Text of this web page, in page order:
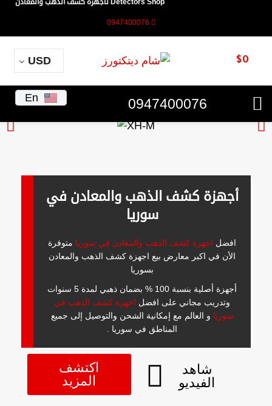
Detectors Shop لأجهزة كشف الذهب والمعادن
0947400076
$0
USD
0947400076
En
أجهزة كشف الذهب والمعادن في
سوريا
افضل اجهزة كشف الذهب والمعادن في سوريا متوفرة
الأن في اكبر معارض بيع اجهزة كشف الذهب والمعادن
بسوريا
أجهزة أصلية بنسبة 100 % بضمان ذهبي لمدة 5 سنوات
وتدريب مجاني على افضل اجهزة كشف الذهب في
سوريا و العالم مع إمكانية الشحن والتوصيل إلى جميع
المناطق في سوريا .
اكتشف
المزيد
شاهد
الفيديو